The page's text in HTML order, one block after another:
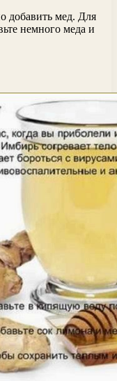
добавить мед. Для
немного меда и